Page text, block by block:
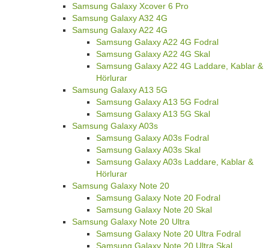
Samsung Galaxy Xcover 6 Pro
Samsung Galaxy A32 4G
Samsung Galaxy A22 4G
Samsung Galaxy A22 4G Fodral
Samsung Galaxy A22 4G Skal
Samsung Galaxy A22 4G Laddare, Kablar &
Hörlurar
Samsung Galaxy A13 5G
Samsung Galaxy A13 5G Fodral
Samsung Galaxy A13 5G Skal
Samsung Galaxy A03s
Samsung Galaxy A03s Fodral
Samsung Galaxy A03s Skal
Samsung Galaxy A03s Laddare, Kablar &
Hörlurar
Samsung Galaxy Note 20
Samsung Galaxy Note 20 Fodral
Samsung Galaxy Note 20 Skal
Samsung Galaxy Note 20 Ultra
Samsung Galaxy Note 20 Ultra Fodral
Samsung Galaxy Note 20 Ultra Skal